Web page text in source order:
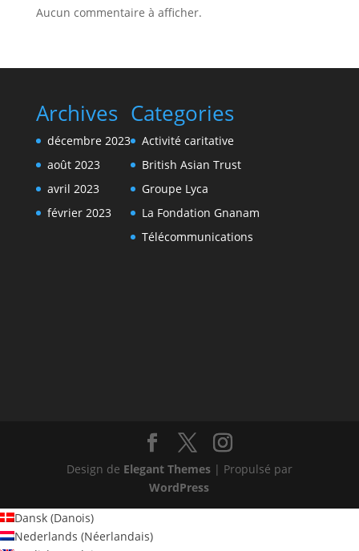
Aucun commentaire à afficher.
Archives
décembre 2023
août 2023
avril 2023
février 2023
Categories
Activité caritative
British Asian Trust
Groupe Lyca
La Fondation Gnanam
Télécommunications
Design de Elegant Themes| Propulsé par
WordPress
Dansk (Danois)
Nederlands (Néerlandais)